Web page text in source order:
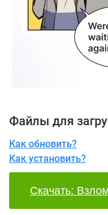
Файлы для
Как обновить?
Как установить?
Скачать: